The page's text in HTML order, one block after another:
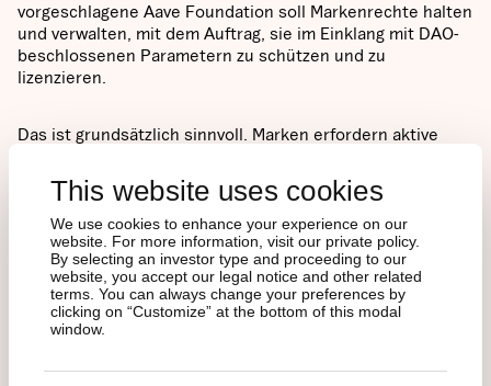
This website uses cookies
We use cookies to enhance your experience on our
website. For more information, visit our private policy.
By selecting an investor type and proceeding to our
website, you accept our legal notice and other related
terms. You can always change your preferences by
clicking on “Customize” at the bottom of this modal
window.
vorgeschlagene Aave Foundation soll Markenrechte halten
und verwalten, mit dem Auftrag, sie im Einklang mit DAO-
beschlossenen Parametern zu schützen und zu
lizenzieren.
Das ist grundsätzlich sinnvoll. Marken erfordern aktive
die Rechtsfähigkeit, diese Rechte durchzusetzen.
Aber die Markenverwaltung reduziert das
Zentralisierungsrisiko nur, wenn die Architektur
unabhängig, operativ kompetent und durch Governance so
begrenzt ist, dass sie praktisch nicht umgangen werden
kann. Hier zählen Details mehr als Mission Statements.